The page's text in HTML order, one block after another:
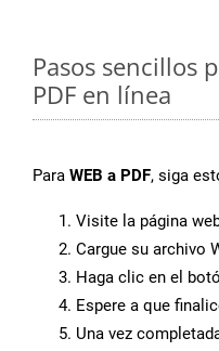
Pasos sencillos
PDF en línea
Para WEB a PDF, siga
Visite la página
Cargue su archivo
Haga clic en el
Espere a que
Una vez